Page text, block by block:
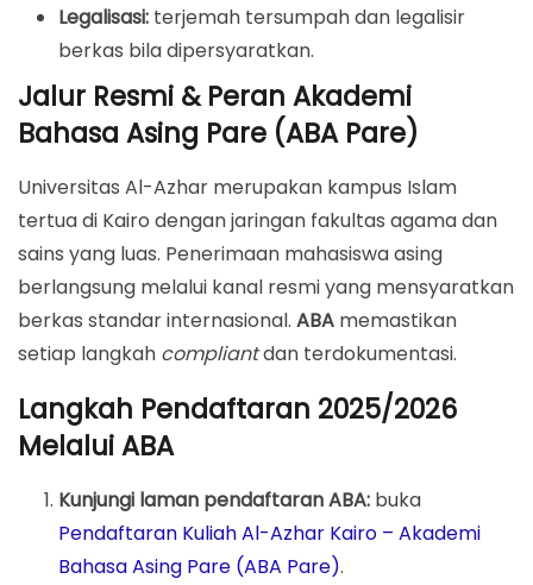
Legalisasi: terjemah tersumpah dan legalisir
berkas bila dipersyaratkan.
Jalur Resmi & Peran Akademi
Bahasa Asing Pare (ABA Pare)
Universitas Al-Azhar merupakan kampus Islam
tertua di Kairo dengan jaringan fakultas agama dan
sains yang luas. Penerimaan mahasiswa asing
berlangsung melalui kanal resmi yang mensyaratkan
berkas standar internasional. ABA memastikan
setiap langkah compliantdan terdokumentasi.
Langkah Pendaftaran 2025/2026
Melalui ABA
Kunjungi laman pendaftaran ABA: buka
Pendaftaran Kuliah Al-Azhar Kairo – Akademi
Bahasa Asing Pare (ABA Pare).